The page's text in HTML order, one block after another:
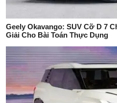
Geely Okavango: SUV Cỡ D 7
Giải Cho Bài Toán Thực Dụng